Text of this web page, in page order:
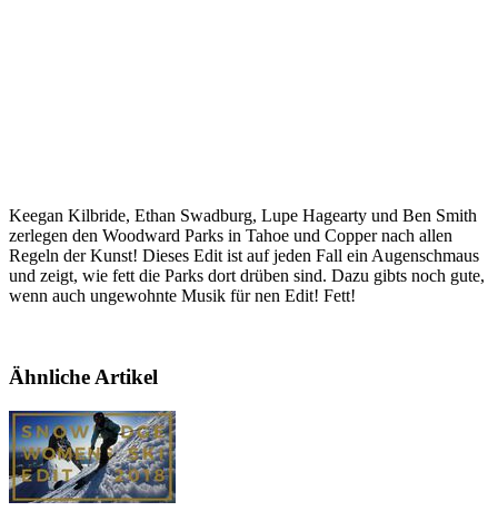
Keegan Kilbride, Ethan Swadburg, Lupe Hagearty und Ben Smith
zerlegen den Woodward Parks in Tahoe und Copper nach allen
Regeln der Kunst! Dieses Edit ist auf jeden Fall ein Augenschmaus
und zeigt, wie fett die Parks dort drüben sind. Dazu gibts noch gute,
wenn auch ungewohnte Musik für nen Edit! Fett!
Ähnliche Artikel